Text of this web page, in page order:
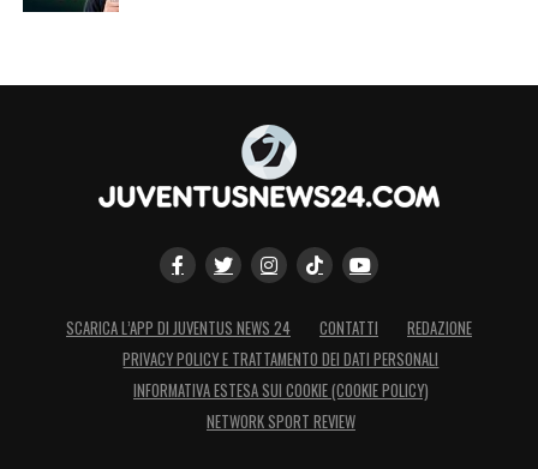
SCARICA L’APP DI JUVENTUS NEWS 24 CONTATTI
REDAZIONE
PRIVACY POLICY E TRATTAMENTO DEI DATI PERSONALI
INFORMATIVA ESTESA SUI COOKIE (COOKIE POLICY)
NETWORK SPORT REVIEW